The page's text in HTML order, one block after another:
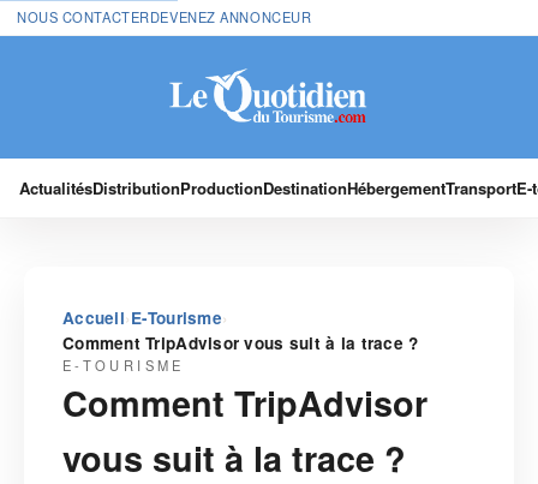
NOUS CONTACTERDEVENEZ ANNONCEUR
ActualitésDistributionProductionDestinationHébergementTransport
Accueil›E-Tourisme›
Comment TripAdvisor vous suit à la trace ?
E-TOURISME
Comment TripAdvisor
vous suit à la trace ?